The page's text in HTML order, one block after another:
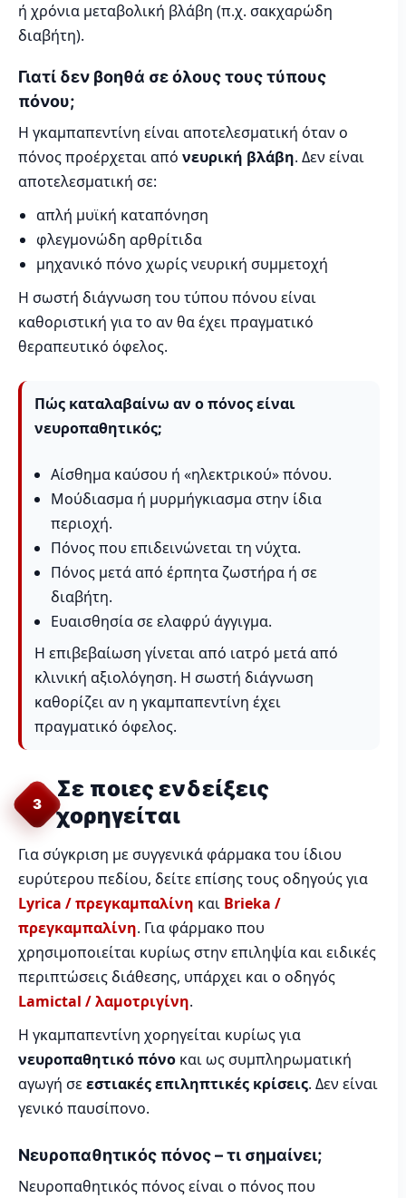
ή χρόνια μεταβολική βλάβη (π.χ. σακχαρώδη
διαβήτη).
Γιατί δεν βοηθά σε όλους τους τύπους
πόνου;
Η γκαμπαπεντίνη είναι αποτελεσματική όταν ο
πόνος προέρχεται από νευρική βλάβη. Δεν είναι
αποτελεσματική σε:
απλή μυϊκή καταπόνηση
φλεγμονώδη αρθρίτιδα
μηχανικό πόνο χωρίς νευρική συμμετοχή
Η σωστή διάγνωση του τύπου πόνου είναι
καθοριστική για το αν θα έχει πραγματικό
θεραπευτικό όφελος.
Πώς καταλαβαίνω αν ο πόνος είναι
νευροπαθητικός;
Αίσθημα καύσου ή «ηλεκτρικού» πόνου.
Μούδιασμα ή μυρμήγκιασμα στην ίδια
περιοχή.
Πόνος που επιδεινώνεται τη νύχτα.
Πόνος μετά από έρπητα ζωστήρα ή σε
διαβήτη.
Ευαισθησία σε ελαφρύ άγγιγμα.
Η επιβεβαίωση γίνεται από ιατρό μετά από
κλινική αξιολόγηση. Η σωστή διάγνωση
καθορίζει αν η γκαμπαπεντίνη έχει
πραγματικό όφελος.
3
Σε ποιες ενδείξεις
χορηγείται
Για σύγκριση με συγγενικά φάρμακα του ίδιου
ευρύτερου πεδίου, δείτε επίσης τους οδηγούς για
Lyrica / πρεγκαμπαλίνη και Brieka /
πρεγκαμπαλίνη. Για φάρμακο που
χρησιμοποιείται κυρίως στην επιληψία και ειδικές
περιπτώσεις διάθεσης, υπάρχει και ο οδηγός
Lamictal / λαμοτριγίνη.
Η γκαμπαπεντίνη χορηγείται κυρίως για
νευροπαθητικό πόνο και ως συμπληρωματική
αγωγή σεεστιακές επιληπτικές κρίσεις. Δεν είναι
γενικό παυσίπονο.
Νευροπαθητικός πόνος – τι σημαίνει;
Νευροπαθητικός πόνος είναι ο πόνος που